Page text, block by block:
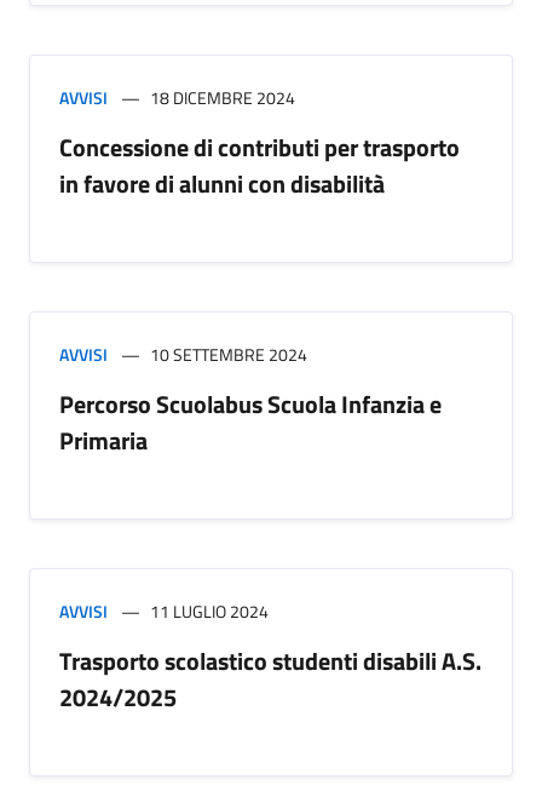
AVVISI 18 DICEMBRE 2024
Concessione di contributi per trasporto
in favore di alunni con disabilità
AVVISI 10 SETTEMBRE 2024
Percorso Scuolabus Scuola Infanzia e
Primaria
AVVISI 11 LUGLIO 2024
Trasporto scolastico studenti disabili A.S.
2024/2025